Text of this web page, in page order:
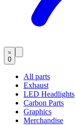
0
All parts
Exhaust
LED Headlights
Carbon Parts
Graphics
Merchandise